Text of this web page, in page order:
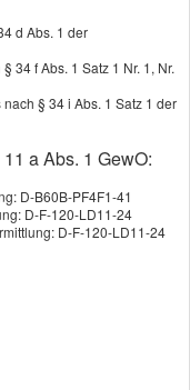
für
erfahrene
verlangen
Mit
viel Geld
d Abs. 1 der
34 f Abs. 1 Satz 1 Nr. 1, Nr.
§ 34 i Abs. 1 Satz 1 der
a Abs. 1 GewO:
D-B60B-PF4F1-41
D-F-120-LD11-24
D-F-120-LD11-24